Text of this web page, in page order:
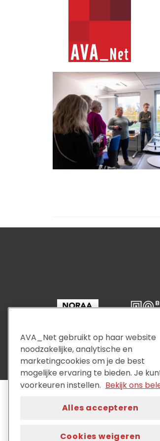
AVA_Net gebruikt op haar website
noodzakelijke, analytische en
marketingcookies om je de best
mogelijke ervaring te bieden. Je
voorkeuren instellen. Bekijk ons
Alles accepteren
Cookies weigeren